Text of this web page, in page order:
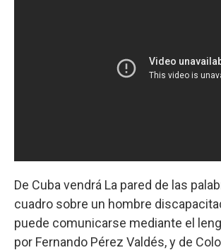
De Cuba vendrá La pared de las
cuadro sobre un hombre
puede comunicarse mediante el
por Fernando Pérez Valdés, y de